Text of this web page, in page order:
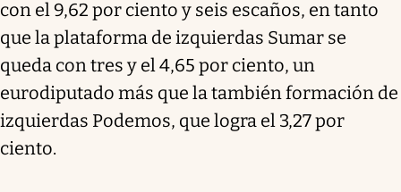
con el 9,62 por ciento y seis escaños, en tanto
que la plataforma de izquierdas Sumar se
queda con tres y el 4,65 por ciento, un
eurodiputado más que la también formación de
izquierdas Podemos, que logra el 3,27 por
ciento.